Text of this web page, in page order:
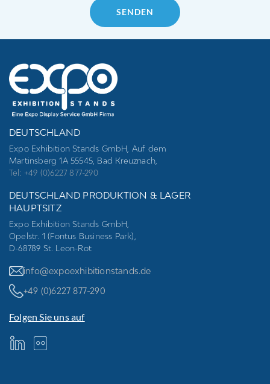
empty.
DEUTSCHLAND
Expo Exhibition Stands GmbH, Auf dem
Martinsberg 1A 55545, Bad Kreuznach,
Tel: +49 (0)6227 877-290
DEUTSCHLAND PRODUKTION & LAGER
HAUPTSITZ
Expo Exhibition Stands GmbH,
Opelstr. 1 (Fontus Business Park),
D-68789 St. Leon-Rot
info@expoexhibitionstands.de
+49 (0)6227 877-290
Folgen Sie uns auf